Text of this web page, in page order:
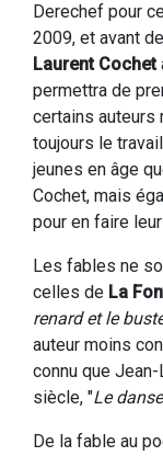
Derechef pour
2009, et avant
Laurent Cochet
permettra de
certains auteurs
toujours le
jeunes en âge
Cochet, mais
pour en faire
Les fables ne
celles de La
renard et le
auteur moins
connu que
siècle, "Le
De la fable au